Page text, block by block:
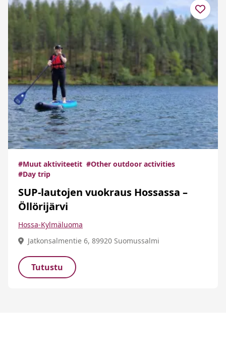
#Muut aktiviteetit #Other outdoor activities
#Day trip
SUP-lautojen vuokraus Hossassa –
Öllörijärvi
Hossa-Kylmäluoma
Jatkonsalmentie 6, 89920 Suomussalmi
Tutustu